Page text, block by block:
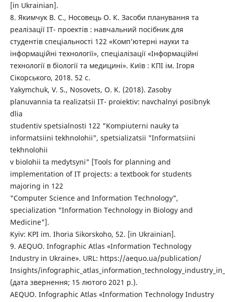
[in Ukrainian].
8. Якимчук В. С., Носовець О. К. Засоби планування та
реалізації ІТ- проектів : навчальний посібник для
студентів спеціальності 122 «Комп’ютерні науки та
інформаційні технології», спеціалізації «Інформаційні
технології в біології та медицині». Київ : КПІ ім. Ігоря
Сікорського, 2018. 52 с.
Yakymchuk, V. S., Nosovets, O. K. (2018). Zasoby
planuvannia ta realizatsii IT- proiektiv: navchalnyi posibnyk
dlia
studentiv spetsialnosti 122 "Kompiuterni nauky ta
informatsiini tekhnolohii", spetsializatsii "Informatsiini
tekhnolohii
v biolohii ta medytsyni" [Tools for planning and
implementation of IT projects: a textbook for students
majoring in 122
"Computer Science and Information Technology",
specialization "Information Technology in Biology and
Medicine"].
Kyiv: KPI im. Ihoria Sikorskoho, 52. [in Ukrainian].
9. AEQUO. Infographic Atlas «Information Technology
Industry in Ukraine». URL: https://aequo.ua/publication/
Insights/
(дата звернення; 15 лютого 2021 р.).
AEQUO. Infographic Atlas «Information Technology Industry